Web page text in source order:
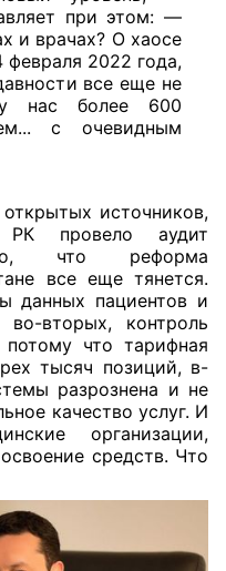
при этом: —
и врачах? О хаосе
2022 года,
все еще не
нас более 600
с очевидным
источников,
РК провело аудит
что реформа
все еще тянется.
данных пациентов и
во-вторых, контроль
что тарифная
тысяч позиций, в-
разрознена и не
качество услуг. И
организации,
средств. Что